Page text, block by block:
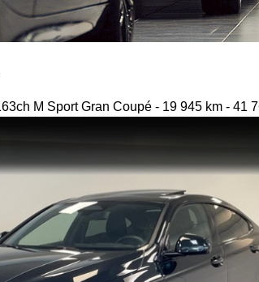
M Sport Gran Coupé - 19 945 km - 41